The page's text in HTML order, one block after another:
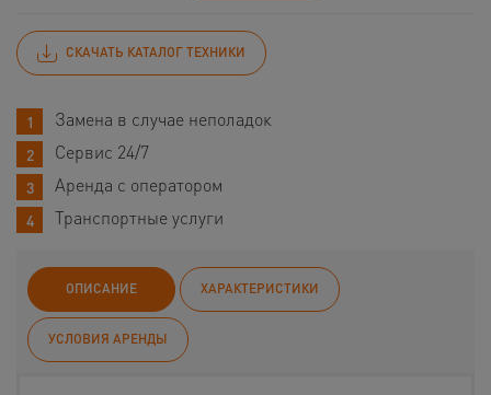
СКАЧАТЬ КАТАЛОГ ТЕХНИКИ
Замена в случае неполадок
Сервис 24/7
Аренда с оператором
Транспортные услуги
ОПИСАНИЕ ХАРАКТЕРИСТИКИ
УСЛОВИЯ АРЕНДЫ